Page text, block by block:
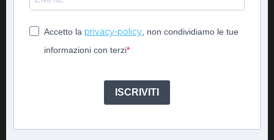
Accetto la privacy-policy , non condividiamo le tue
informazioni con terzi
ISCRIVITI